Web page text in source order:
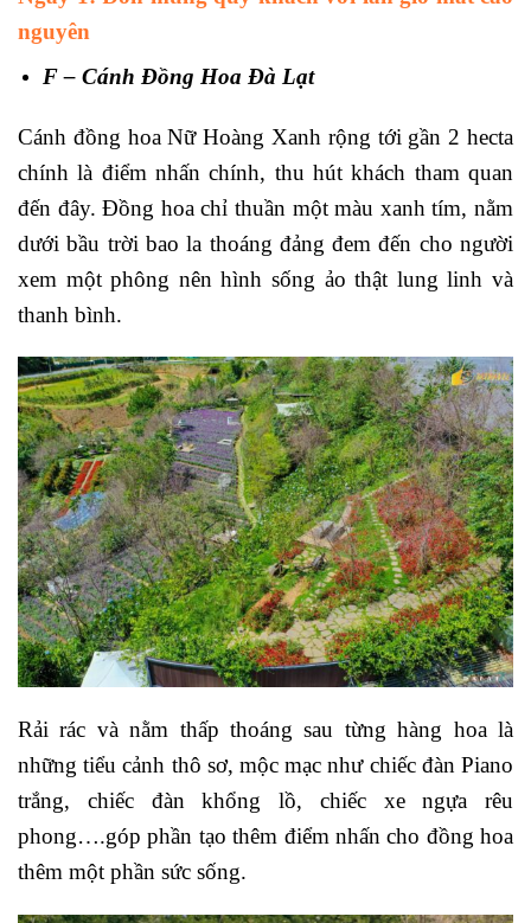
nguyên
F – Cánh Đồng Hoa Đà Lạt
Cánh đồng hoa Nữ Hoàng Xanh rộng tới gần 2 hecta
chính là điểm nhấn chính, thu hút khách tham quan
đến đây. Đồng hoa chỉ thuần một màu xanh tím, nằm
dưới bầu trời bao la thoáng đảng đem đến cho người
xem một phông nên hình sống ảo thật lung linh và
thanh bình.
Rải rác và nằm thấp thoáng sau từng hàng hoa là
những tiểu cảnh thô sơ, mộc mạc như chiếc đàn Piano
trắng, chiếc đàn khổng lồ, chiếc xe ngựa rêu
phong….góp phần tạo thêm điểm nhấn cho đồng hoa
thêm một phần sức sống.